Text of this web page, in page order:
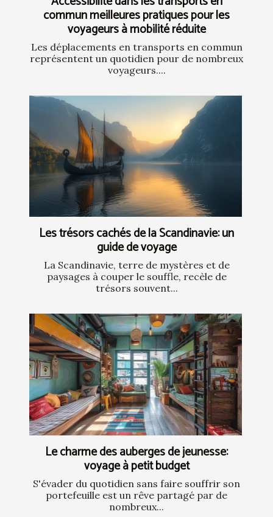
commun meilleures pratiques pour les
voyageurs à mobilité réduite
Les déplacements en transports en commun
représentent un quotidien pour de nombreux
voyageurs....
Les trésors cachés de la Scandinavie: un
guide de voyage
La Scandinavie, terre de mystères et de
paysages à couper le souffle, recèle de
trésors souvent...
Le charme des auberges de jeunesse:
voyage à petit budget
S'évader du quotidien sans faire souffrir son
portefeuille est un rêve partagé par de
nombreux...